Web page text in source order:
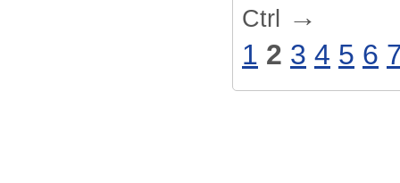
Ctrl
→
1 2 3 4 5 6